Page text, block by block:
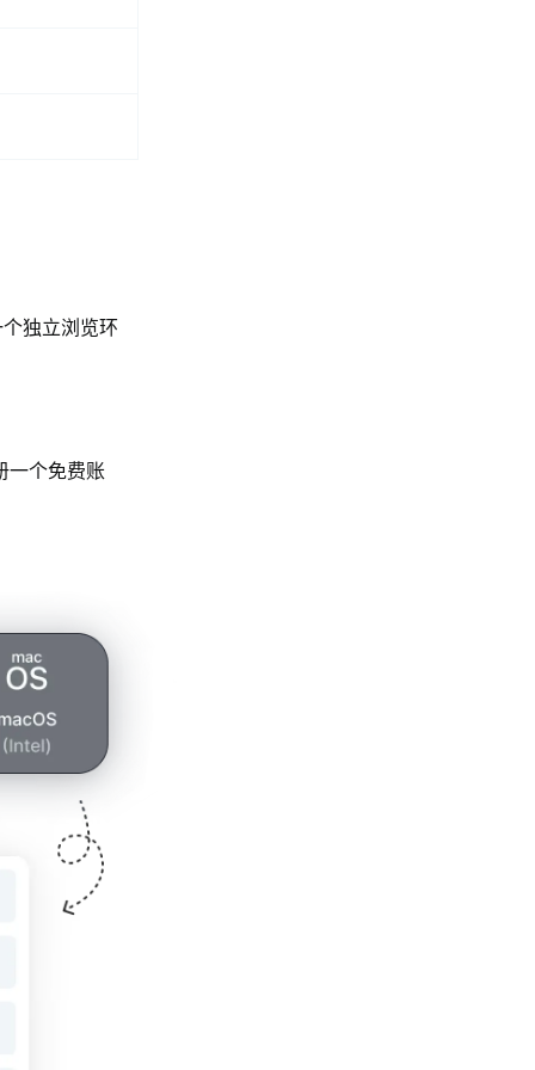
独立浏览环
一个免费账